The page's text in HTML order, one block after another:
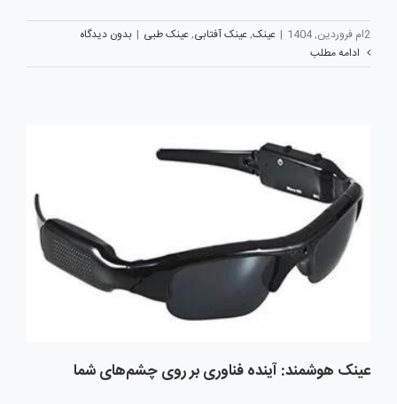
2ام فروردین, 1404 | عینک,عینک آفتابی,عینک طبی | بدون دیدگاه
ادامه مطلب
عینک هوشمند: آینده فناوری بر روی چشم‌های شما